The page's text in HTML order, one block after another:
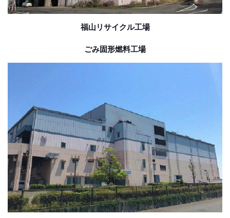
福山リサイクル工場
ごみ固形燃料工場